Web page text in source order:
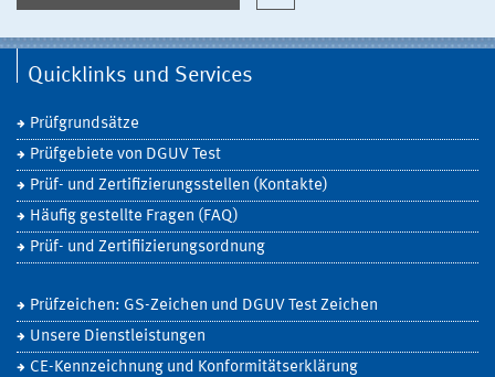
Quicklinks und Services
Prüfgrundsätze
Prüfgebiete von DGUV Test
Prüf- und Zertifizierungsstellen (Kontakte)
Häufig gestellte Fragen (FAQ)
Prüf- und Zertifiizierungsordnung
Prüfzeichen: GS-Zeichen und DGUV Test Zeichen
Unsere Dienstleistungen
CE-Kennzeichnung und Konformitätserklärung